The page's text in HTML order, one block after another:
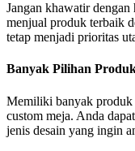
Jangan khawatir
menjual produk terbaik
tetap menjadi prioritas
Banyak Pilihan
Memiliki banyak produk
custom meja. Anda
jenis desain yang ingin